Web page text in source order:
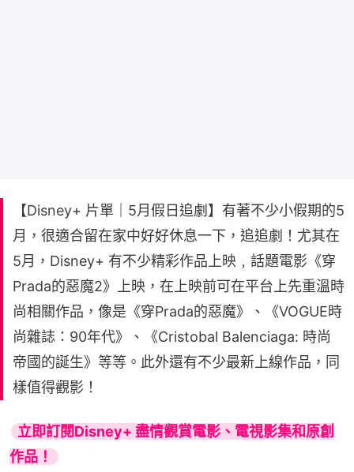
【Disney+ 片單｜5月假日追劇】有著不少小假期的5
月，很適合留在家中好好休息一下，追追劇！尤其在
5月，Disney+ 有不少精彩作品上映﹐話題電影《穿
Prada的惡魔2》上映，在上映前可在平台上先重溫時
尚相關作品，像是《穿Prada的惡魔》、《VOGUE時
尚雜誌：90年代》、《Cristobal Balenciaga: 時尚
帝國的誕生》等等。此外還有不少最新上線作品，同
樣值得觀影！
立即訂閱Disney+ 盡情觀賞電影、電視影集和原創